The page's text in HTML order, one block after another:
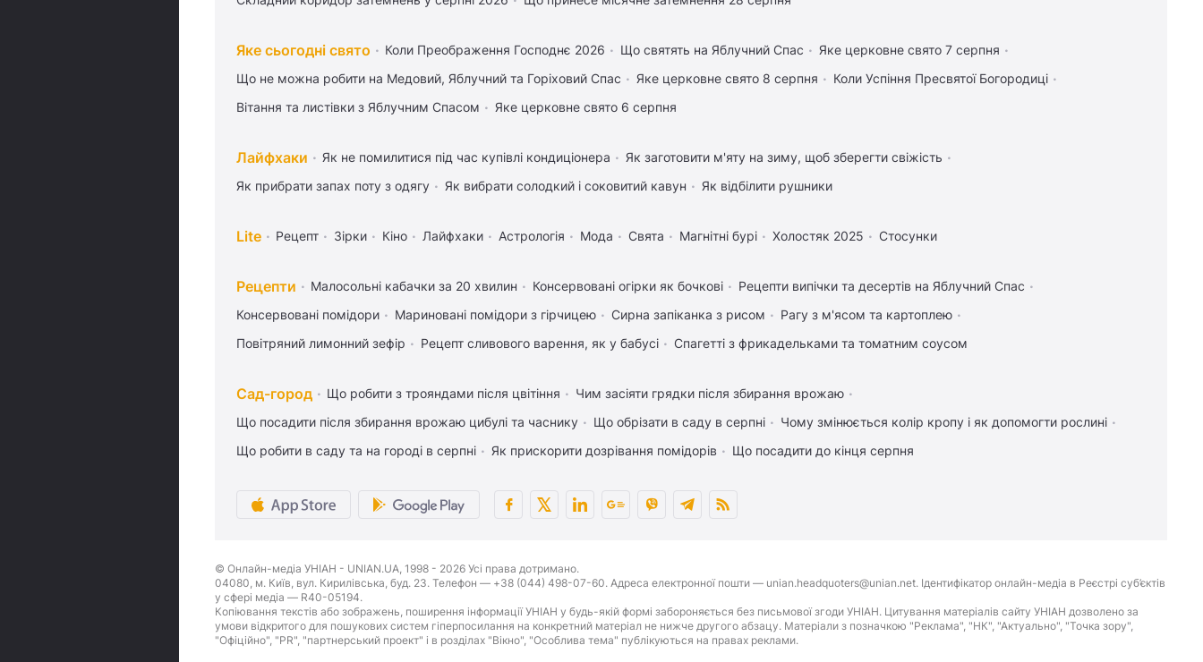
Яке сьогодні свято Коли Преображення Господнє 2026 Що святять на Яблучний Спас
Яке церковне свято 7 серпня
Що не можна робити на Медовий, Яблучний та Горіховий Спас
Яке церковне свято 8 серпня
Коли Успіння Пресвятої Богородиці
Вітання та листівки з Яблучним Спасом
Яке церковне свято 6 серпня
Лайфхаки Як не помилитися під час купівлі кондиціонера
Як заготовити м'яту на зиму, щоб зберегти свіжість
Як прибрати запах поту з одягу
Як вибрати солодкий і соковитий кавун Як відбілити рушники
Lite Рецепт Зірки Кіно Лайфхаки Астрологія Мода Свята Магнітні бурі Холостяк 2025 Стосунки
Рецепти Малосольні кабачки за 20 хвилин Консервовані огірки як бочкові
Рецепти випічки та десертів на Яблучний Спас
Консервовані помідори
Мариновані помідори з гірчицею Сирна запіканка з рисом
Рагу з м'ясом та картоплею
Повітряний лимонний зефір
Рецепт сливового варення, як у бабусі Спагетті з фрикадельками та томатним соусом
Сад-город Що робити з трояндами після цвітіння
Чим засіяти грядки після збирання врожаю
Що посадити після збирання врожаю цибулі та часнику
Що обрізати в саду в серпні
Чому змінюється колір кропу і як допомогти рослині
Що робити в саду та на городі в серпні
Як прискорити дозрівання помідорів Що посадити до кінця серпня
© Онлайн-медіа УНІАН - UNIAN.UA, 1998 - 2026 Усі права дотримано.
04080, м. Київ, вул. Кирилівська, буд. 23. Телефон — +38 (044) 498-07-60. Адреса електронної пошти — unian.headquoters@unian.net. Ідентифікатор онлайн-медіа в Реєстрі суб’єктів
у сфері медіа — R40-05194.
Копіювання текстів або зображень, поширення інформації УНІАН у будь-якій формі забороняється без письмової згоди УНІАН. Цитування матеріалів сайту УНІАН дозволено за
умови відкритого для пошукових систем гіперпосилання на конкретний матеріал не нижче другого абзацу. Матеріали з позначкою "Реклама", "НК", "Актуально", "Точка зору",
"Офіційно", "PR", "партнерський проект" і в розділах "Вікно", "Особлива тема" публікуються на правах реклами.